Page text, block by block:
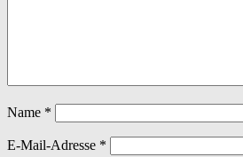
Name *
E-Mail-Adresse *